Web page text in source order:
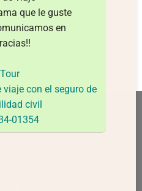
85,
que le guste
en
viaje con el seguro de
civil
01354